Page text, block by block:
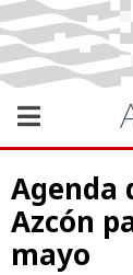
Agenda
Azcón
mayo